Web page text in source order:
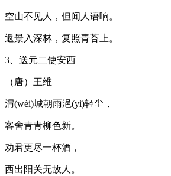
空山不见人，但闻人语响。
返景入深林，复照青苔上。
3、送元二使安西
（唐）王维
渭(wèi)城朝雨浥(yì)轻尘，
客舍青青柳色新。
劝君更尽一杯酒，
西出阳关无故人。